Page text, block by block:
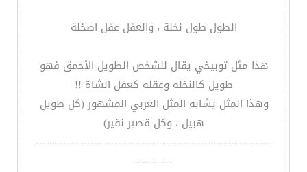
الطول طول نخلة ، والعقل عقل اصخلة
هذا مثل توبيخي يقال للشخص الطويل الأحمق فهو
طويل كالنخله وعقله كعقل الشاة !!
وهذا المثل يشابه المثل العربي المشهور (كل طويل
هبيل ، وكل قصير نقير)
---------------------------------------------------------------------
-----------